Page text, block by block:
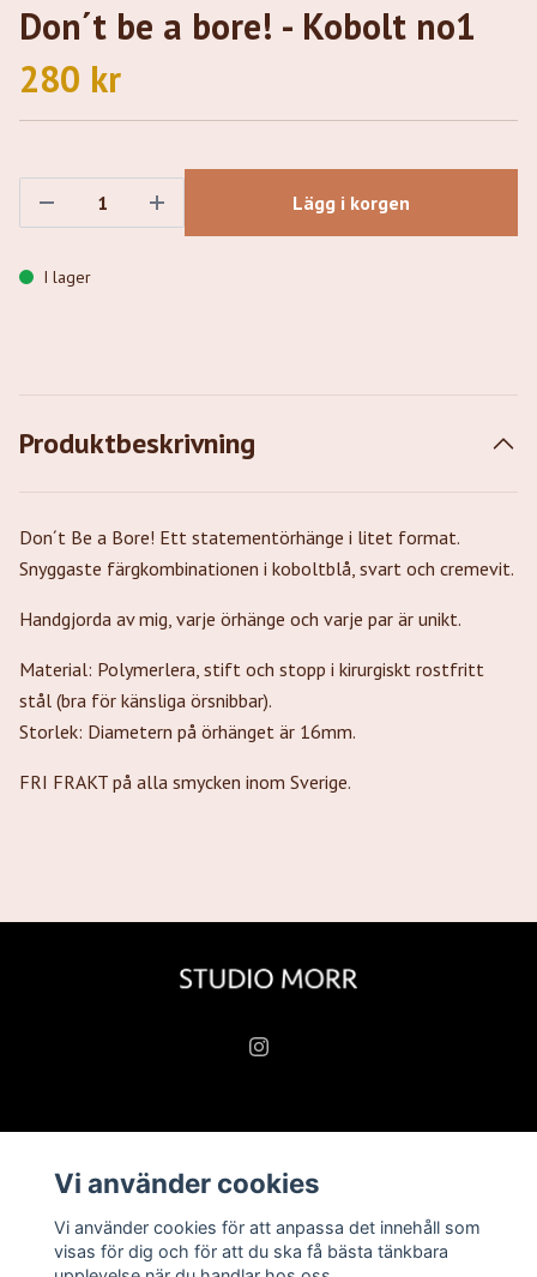
Don´t be a bore! - Kobolt no1
280 kr
Lägg i korgen
I lager
Produktbeskrivning
Don´t Be a Bore! Ett statementörhänge i litet format.
Snyggaste färgkombinationen i koboltblå, svart och cremevit.
Handgjorda av mig, varje örhänge och varje par är unikt.
Material: Polymerlera, stift och stopp i kirurgiskt rostfritt
stål (bra för känsliga örsnibbar).
Storlek: Diametern på örhänget är 16mm.
FRI FRAKT på alla smycken inom Sverige.
Köpvillkor
Kontakt
Vi använder cookies
Vi använder cookies för att anpassa det innehåll som
visas för dig och för att du ska få bästa tänkbara